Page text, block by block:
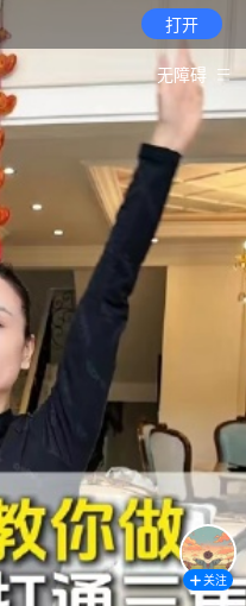
打开
无障碍
关注